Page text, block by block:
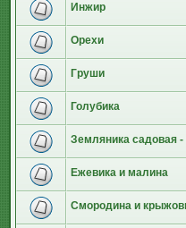
Инжир
Орехи
Груши
Голубика
Земляника садовая -
Ежевика и малина
Смородина и